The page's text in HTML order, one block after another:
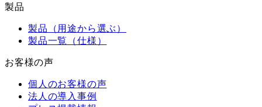
製品
製品（用途から選ぶ）
製品一覧（仕様）
お客様の声
個人のお客様の声
法人の導入事例